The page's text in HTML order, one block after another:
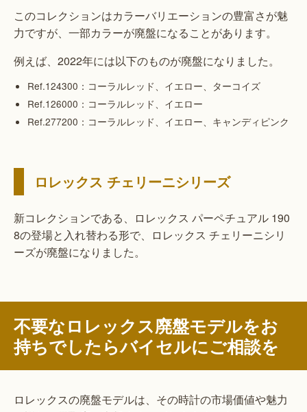
このコレクションはカラーバリエーションの豊富さが魅
力ですが、一部カラーが廃盤になることがあります。
例えば、2022年には以下のものが廃盤になりました。
Ref.124300：コーラルレッド、イエロー、ターコイズ
Ref.126000：コーラルレッド、イエロー
Ref.277200：コーラルレッド、イエロー、キャンディピンク
ロレックス チェリーニシリーズ
新コレクションである、ロレックス パーペチュアル 190
8の登場と入れ替わる形で、ロレックス チェリーニシリ
ーズが廃盤になりました。
不要なロレックス廃盤モデルをお
持ちでしたらバイセルにご相談を
ロレックスの廃盤モデルは、その時計の市場価値や魅力